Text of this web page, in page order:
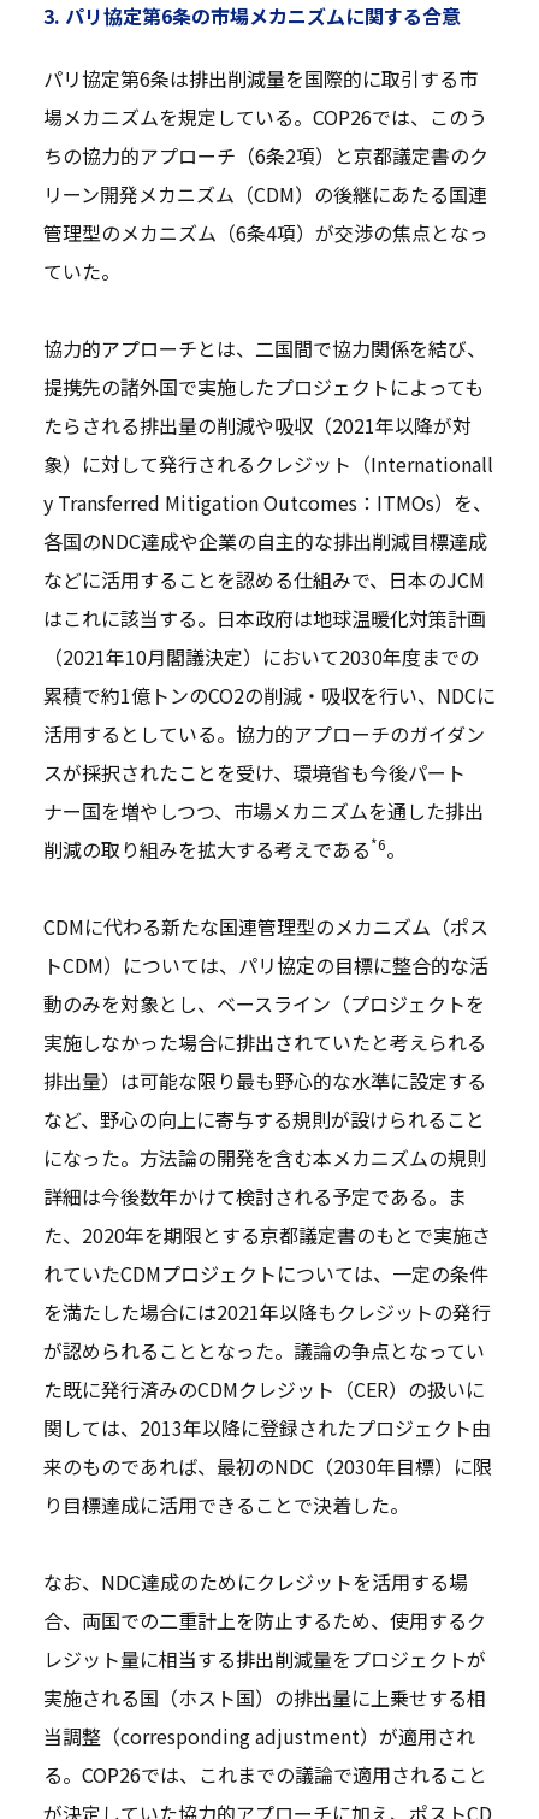
3. パリ協定第6条の市場メカニズムに関する合意
パリ協定第6条は排出削減量を国際的に取引する市
場メカニズムを規定している。COP26では、このう
ちの協力的アプローチ（6条2項）と京都議定書のク
リーン開発メカニズム（CDM）の後継にあたる国連
管理型のメカニズム（6条4項）が交渉の焦点となっ
ていた。
協力的アプローチとは、二国間で協力関係を結び、
提携先の諸外国で実施したプロジェクトによっても
たらされる排出量の削減や吸収（2021年以降が対
象）に対して発行されるクレジット（Internationall
y Transferred Mitigation Outcomes：ITMOs）を、
各国のNDC達成や企業の自主的な排出削減目標達成
などに活用することを認める仕組みで、日本のJCM
はこれに該当する。日本政府は地球温暖化対策計画
（2021年10月閣議決定）において2030年度までの
累積で約1億トンのCO2の削減・吸収を行い、NDCに
活用するとしている。協力的アプローチのガイダン
スが採択されたことを受け、環境省も今後パート
ナー国を増やしつつ、市場メカニズムを通した排出
削減の取り組みを拡大する考えである*6。
CDMに代わる新たな国連管理型のメカニズム（ポス
トCDM）については、パリ協定の目標に整合的な活
動のみを対象とし、ベースライン（プロジェクトを
実施しなかった場合に排出されていたと考えられる
排出量）は可能な限り最も野心的な水準に設定する
など、野心の向上に寄与する規則が設けられること
になった。方法論の開発を含む本メカニズムの規則
詳細は今後数年かけて検討される予定である。ま
た、2020年を期限とする京都議定書のもとで実施さ
れていたCDMプロジェクトについては、一定の条件
を満たした場合には2021年以降もクレジットの発行
が認められることとなった。議論の争点となってい
た既に発行済みのCDMクレジット（CER）の扱いに
関しては、2013年以降に登録されたプロジェクト由
来のものであれば、最初のNDC（2030年目標）に限
り目標達成に活用できることで決着した。
なお、NDC達成のためにクレジットを活用する場
合、両国での二重計上を防止するため、使用するク
レジット量に相当する排出削減量をプロジェクトが
実施される国（ホスト国）の排出量に上乗せする相
当調整（corresponding adjustment）が適用され
る。COP26では、これまでの議論で適用されること
が決定していた協力的アプローチに加え、ポストCD